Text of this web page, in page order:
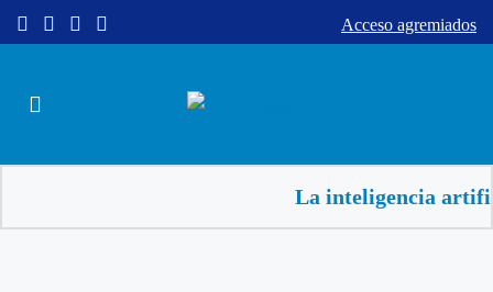
Acceso agremiados
La inteligencia artificial